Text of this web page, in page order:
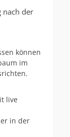
nach der
können
im
live
in der